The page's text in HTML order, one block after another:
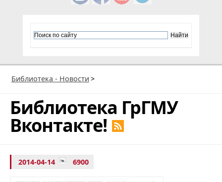
Библиотека - Новости >
Библиотека ГрГМУ
Вконтакте!
2014-04-14 6900